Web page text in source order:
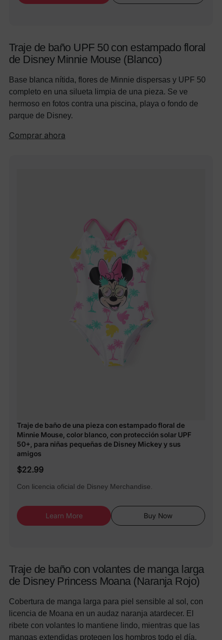
Traje de baño UPF 50 con estampado floral
de Disney Minnie Mouse (Blanco)
Base blanca nítida, flores de Minnie dispersas y UPF 50
completo en una silueta limpia de una pieza. Se ve
hermoso en fotos contra una piscina, playa o fondo de
parque de Disney.
Comprar ahora
Traje de baño de una pieza con estampado floral de
Minnie Mouse, color blanco, con protección solar UPF
50+, para niñas pequeñas de Disney Mickey y sus
amigos
$22.99
Con licencia oficial de Disney Merchandise.
Learn More Buy Now
Traje de baño con volantes de manga larga
de Disney Princess Moana (Naranja Rojo)
Cobertura de manga larga para piel sensible al sol, con
licencia de Moana en un audaz naranja atardecer. El
ribete con volantes lo mantiene lindo, mientras que las
mangas extendidas protegen los hombros todo el día.